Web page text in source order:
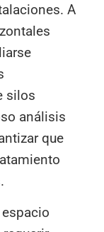
A
silos
análisis
que